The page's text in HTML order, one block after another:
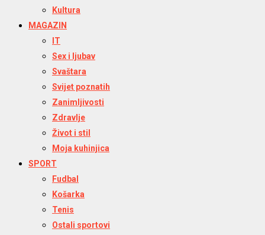
Kultura
MAGAZIN
IT
Sex i ljubav
Svaštara
Svijet poznatih
Zanimljivosti
Zdravlje
Život i stil
Moja kuhinjica
SPORT
Fudbal
Košarka
Tenis
Ostali sportovi